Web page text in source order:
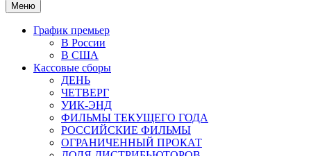
Меню
График премьер
В России
В США
Кассовые сборы
ДЕНЬ
ЧЕТВЕРГ
УИК-ЭНД
ФИЛЬМЫ ТЕКУЩЕГО ГОДА
РОССИЙСКИЕ ФИЛЬМЫ
ОГРАНИЧЕННЫЙ ПРОКАТ